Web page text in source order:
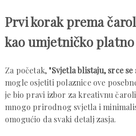
Prvi korak prema
kao umjetničko platno
Za početak, "Svjetla blistaju, srce se
mogle osjetiti polaznice ove
je bio pravi izbor za kreativnu
mnogo prirodnog svjetla i
omogućio da svaki detalj zasja.